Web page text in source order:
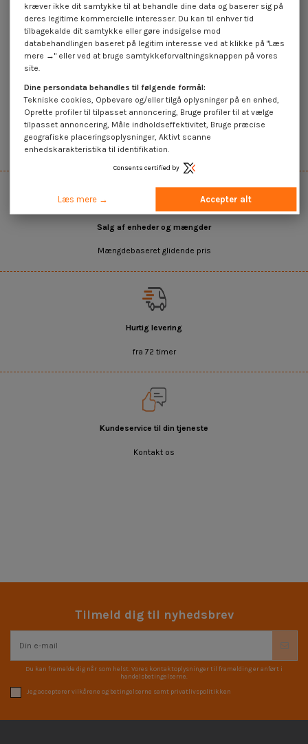
Skrue til beton forsænket hoved TORX Rustfrit stål A4
45.000+ referencer på lager
Det bredeste udvalg på internettet
Salg af enheder og mængder
Mængdebaseret glidende pris
Hurtig levering
fra 72 timer
Kundeservice til din tjeneste
Kontakt os
Tilmeld dig til nyhedsbrev
Du kan framelde dig når som helst. Vores kontaktoplysninger til framelding er anført i
handelsbetingelserne.
Jeg accepterer vilkårene og betingelserne samt privatlivspolitikken
kræver ikke dit samtykke til at behandle dine data og baserer sig på
deres legitime kommercielle interesser. Du kan til enhver tid
tilbagekalde dit samtykke eller gøre indsigelse mod
databehandlingen baseret på legitim interesse ved at klikke på "Læs
mere →" eller ved at bruge samtykkeforvaltningsknappen på vores
site.
Dine persondata behandles til følgende formål:
Tekniske cookies, Opbevare og/eller tilgå oplysninger på en enhed,
Oprette profiler til tilpasset annoncering, Bruge profiler til at vælge
tilpasset annoncering, Måle indholdseffektivitet, Bruge præcise
geografiske placeringsoplysninger, Aktivt scanne
enhedskarakteristika til identifikation.
Consents certified by
Læs mere → Accepter alt